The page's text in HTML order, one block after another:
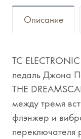
Описание
TC
педаль Джона
THE
между тремя
флэнжер и
переключателя